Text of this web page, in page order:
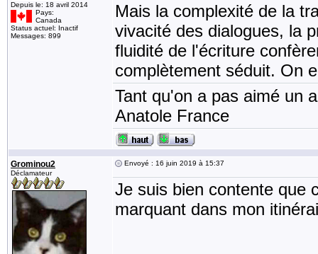
Depuis le: 18 avril 2014
Pays:
Canada
Status actuel: Inactif
Messages: 899
Mais la complexité de la
vivacité des dialogues, la
fluidité de l'écriture
complètement séduit. On
Tant qu'on a pas aimé un
Anatole France
Grominou2
Déclamateur
Envoyé : 16 juin 2019 à 15:37
Je suis bien contente que
marquant dans mon